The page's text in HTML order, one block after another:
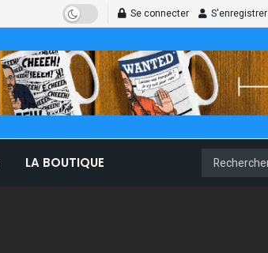
Se connecter S'enregistrer
LA BOUTIQUE